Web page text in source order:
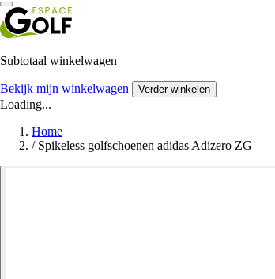
Subtotaal winkelwagen
Bekijk mijn winkelwagen Verder winkelen
Loading...
Home
/ Spikeless golfschoenen adidas Adizero ZG